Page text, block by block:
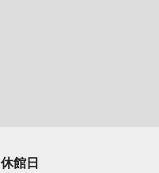
休館日